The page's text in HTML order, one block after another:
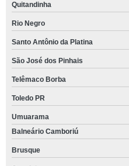
Quitandinha
Rio Negro
Santo Antônio da Platina
São José dos Pinhais
Telêmaco Borba
Toledo PR
Umuarama
Balneário Camboriú
Brusque